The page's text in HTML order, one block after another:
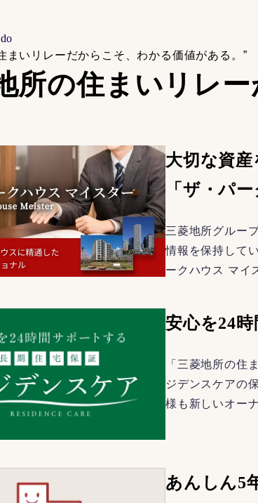
まいリレーだからこそ、 わかる価値がある。”
所の住まいリレー
大切な資
「ザ・パ
三菱地所グルー
情報を保持して
ークハウス マイ
安心を24
「三菱地所の住
ジデンスケアの
様も新しいオー
あんしん5